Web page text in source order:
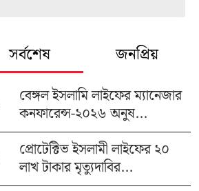
সর্বশেষ জনপ্রিয়
বেঙ্গল ইসলামি লাইফের ম্যানেজার
কনফারেন্স-২০২৬ অনুষ...
প্রোটেক্টিভ ইসলামী লাইফের ২০
লাখ টাকার মৃত্যুদাবির...